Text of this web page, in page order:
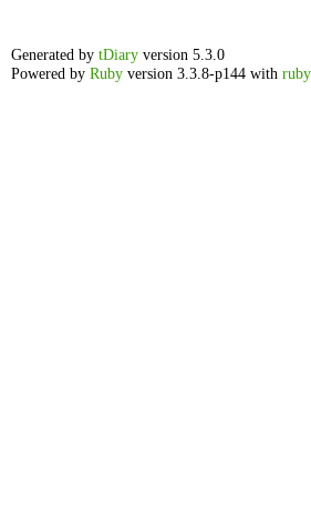
Generated by tDiary version 5.3.0
Powered by Ruby version 3.3.8-p144 with